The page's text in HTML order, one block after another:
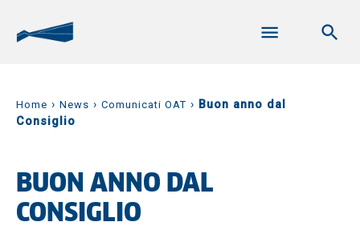
Home › News › Comunicati OAT › Buon anno dal
Consiglio
BUON ANNO DAL
CONSIGLIO